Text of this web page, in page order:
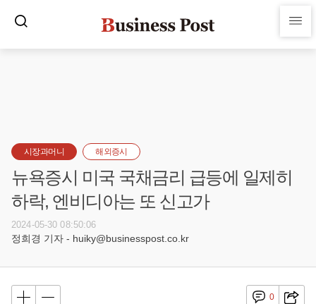
시장과머니 해외증시
뉴욕증시 미국 국채금리 급등에 일제히
하락, 엔비디아는 또 신고가
2024-05-30 08:50:06
정희경 기자 - huiky@businesspost.co.kr
0